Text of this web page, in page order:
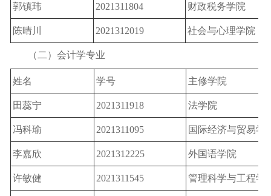
郭镇玮 2021311804 财政税务学院
陈晴川 2021312019 社会与心理学院
（二）会计学专业
姓名 学号 主修学院
田蕊宁 2021311918 法学院
冯科瑜 2021311095 国际经济与贸易学
李嘉欣 2021312225 外国语学院
许敏健 2021311545 管理科学与工程学